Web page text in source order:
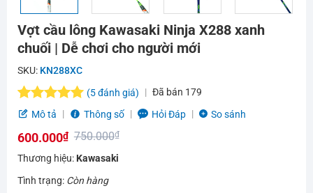
Vợt cầu lông Kawasaki Ninja X288 xanh
chuối | Dễ chơi cho người mới
SKU: KN288XC
5.0trên 5
5
đánh giá
(5đánh giá) Đã bán 179
Mô tả
Thông số Hỏi Đáp So sánh
750.000₫
Giá
600.000₫
Giá
Thương hiệu: Kawasaki
Tình trạng: Còn hàng